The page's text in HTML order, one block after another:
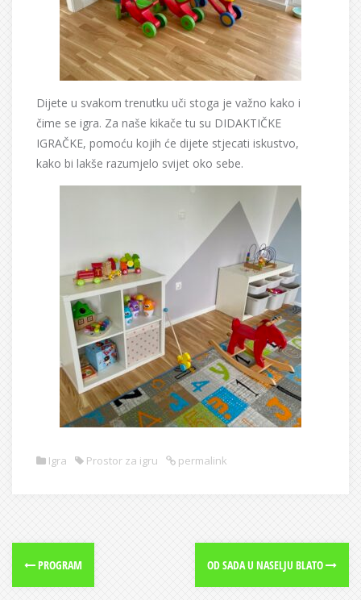
Dijete u svakom trenutku uči stoga je važno kako i
čime se igra. Za naše kikače tu su DIDAKTIČKE
IGRAČKE, pomoću kojih će dijete stjecati iskustvo,
kako bi lakše razumjelo svijet oko sebe.
Igra Prostor za igru permalink
PROGRAM OD SADA U NASELJU BLATO